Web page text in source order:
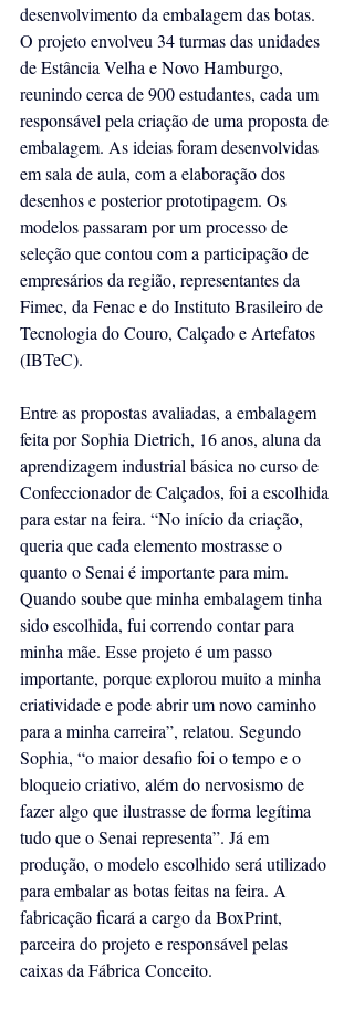
desenvolvimento da embalagem das botas.
O projeto envolveu 34 turmas das unidades
de Estância Velha e Novo Hamburgo,
reunindo cerca de 900 estudantes, cada um
responsável pela criação de uma proposta de
embalagem. As ideias foram desenvolvidas
em sala de aula, com a elaboração dos
desenhos e posterior prototipagem. Os
modelos passaram por um processo de
seleção que contou com a participação de
empresários da região, representantes da
Fimec, da Fenac e do Instituto Brasileiro de
Tecnologia do Couro, Calçado e Artefatos
(IBTeC).
Entre as propostas avaliadas, a embalagem
feita por Sophia Dietrich, 16 anos, aluna da
aprendizagem industrial básica no curso de
Confeccionador de Calçados, foi a escolhida
para estar na feira. “No início da criação,
queria que cada elemento mostrasse o
quanto o Senai é importante para mim.
Quando soube que minha embalagem tinha
sido escolhida, fui correndo contar para
minha mãe. Esse projeto é um passo
importante, porque explorou muito a minha
criatividade e pode abrir um novo caminho
para a minha carreira”, relatou. Segundo
Sophia, “o maior desafio foi o tempo e o
bloqueio criativo, além do nervosismo de
fazer algo que ilustrasse de forma legítima
tudo que o Senai representa”. Já em
produção, o modelo escolhido será utilizado
para embalar as botas feitas na feira. A
fabricação ficará a cargo da BoxPrint,
parceira do projeto e responsável pelas
caixas da Fábrica Conceito.